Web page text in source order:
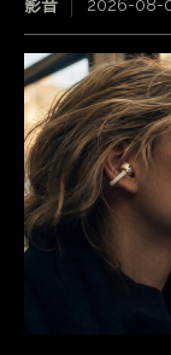
影音 2026-08-